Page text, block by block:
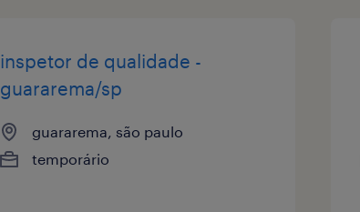
inspetor de qualidade -
guararema/sp
guararema, são paulo
temporário